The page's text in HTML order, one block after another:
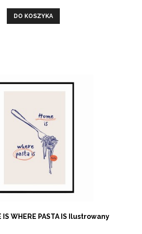
DO KOSZYKA
IS WHERE PASTA IS Ilustrowany